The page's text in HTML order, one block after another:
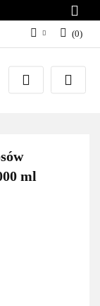
Zaloguj się
Załóż konto
(0)
ml